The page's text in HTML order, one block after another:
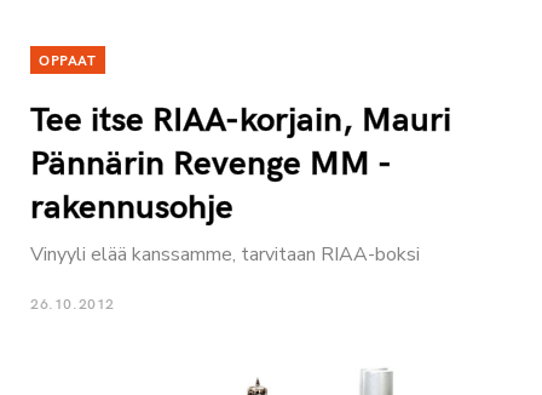
OPPAAT
Tee itse RIAA-korjain, Mauri
Pännärin Revenge MM -
rakennusohje
Vinyyli elää kanssamme, tarvitaan RIAA-boksi
26.10.2012